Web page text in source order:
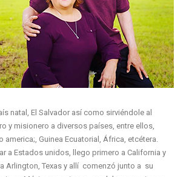
natal, El Salvador así como sirviéndole al
y misionero a diversos países, entre ellos,
america;, Guinea Ecuatorial, África, etcétera.
a Estados unidos, llego primero a California y
Arlington, Texas y allí comenzó junto a su